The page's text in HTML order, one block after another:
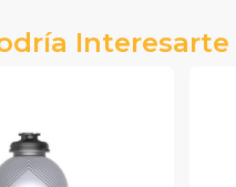
Interesarte